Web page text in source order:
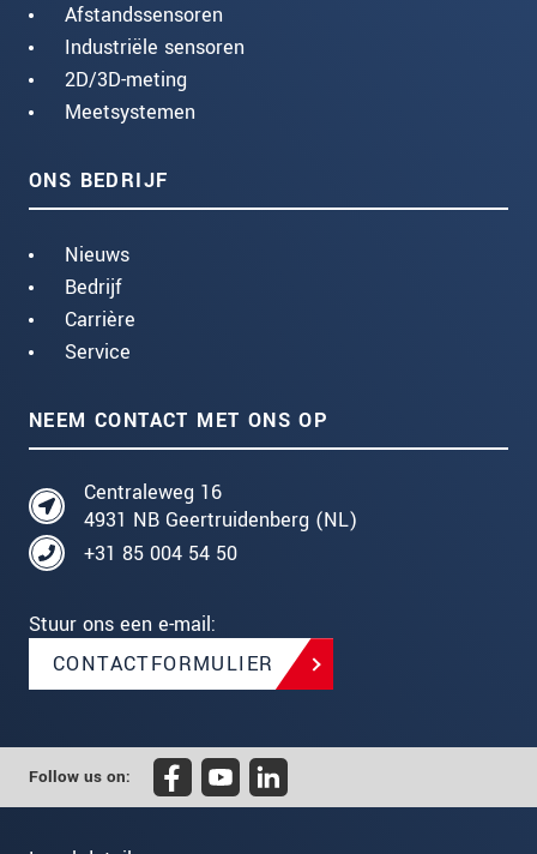
Afstandssensoren
Industriële sensoren
2D/3D-meting
Meetsystemen
ONS BEDRIJF
Nieuws
Bedrijf
Carrière
Service
NEEM CONTACT MET ONS OP
Centraleweg 16
4931 NB Geertruidenberg (NL)
+31 85 004 54 50
Stuur ons een e-mail:
CONTACTFORMULIER
Follow us on: